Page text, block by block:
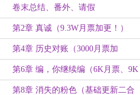
卷末总结、番外、请假
第2章 真诚（9.3W月票加更！）
第4章 历史对账（3000月票加
更！）
第6章 编，你继续编（6K月票、9K
月票加更二合一！）
第8章 消失的粉色（基础更新二合